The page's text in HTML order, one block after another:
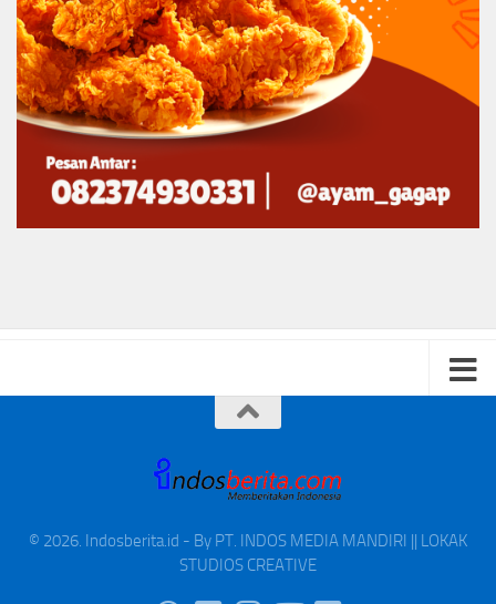
© 2026. Indosberita.id - By PT. INDOS MEDIA MANDIRI || LOKAK
STUDIOS CREATIVE